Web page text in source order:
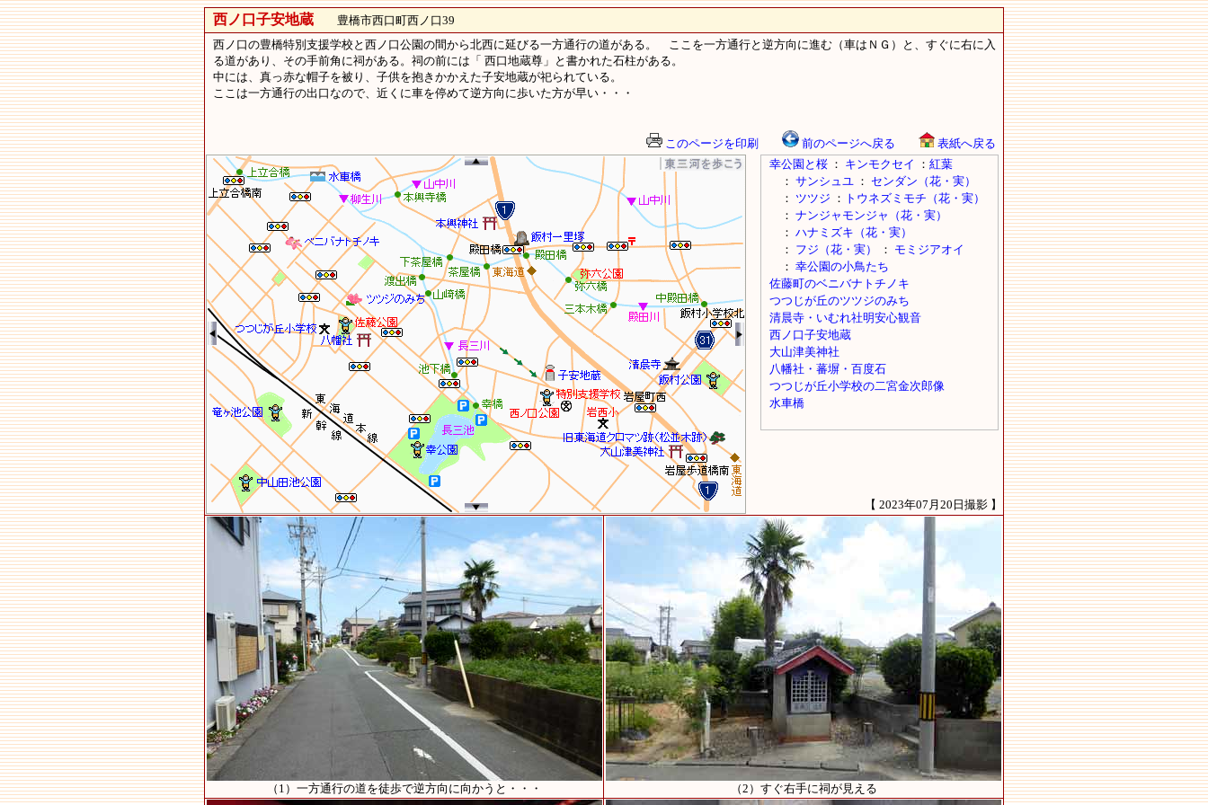
西ノ口子安地蔵豊橋市西口町西ノ口39
西ノ口の豊橋特別支援学校と西ノ口公園の間から北西に延びる一方通行の道がある。 ここを一方通行と逆方向に進む（車はＮＧ）と、すぐに右に入
る道があり、その手前角に祠がある。祠の前には「 西口地蔵尊」と書かれた石柱がある。
中には、真っ赤な帽子を被り、子供を抱きかかえた子安地蔵が祀られている。
ここは一方通行の出口なので、近くに車を停めて逆方向に歩いた方が早い・・・
このページを印刷 前のページへ戻る 表紙へ戻る
【 2023年07月20日撮影 】
（1）一方通行の道を徒歩で逆方向に向かうと・・・ （2）すぐ右手に祠が見える